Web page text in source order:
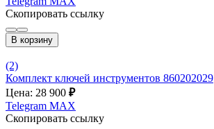
Скопировать ссылку
В корзину
(2)
Комплект ключей инструментов 860202029
Цена: 28 900 ₽
Telegram MAX
Скопировать ссылку